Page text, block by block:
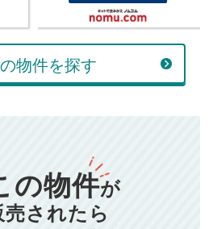
万円
ーション計算結果
834
計算する
円
物件を探す
の物件が
売されたら